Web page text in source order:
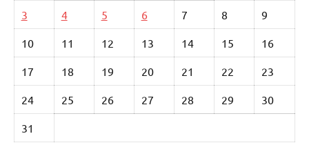
3 4 5 6 7 8 9
10 11 12 13 14 15 16
17 18 19 20 21 22 23
24 25 26 27 28 29 30
31